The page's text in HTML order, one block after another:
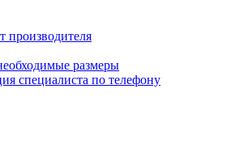
производителя
размеры
специалиста по телефону